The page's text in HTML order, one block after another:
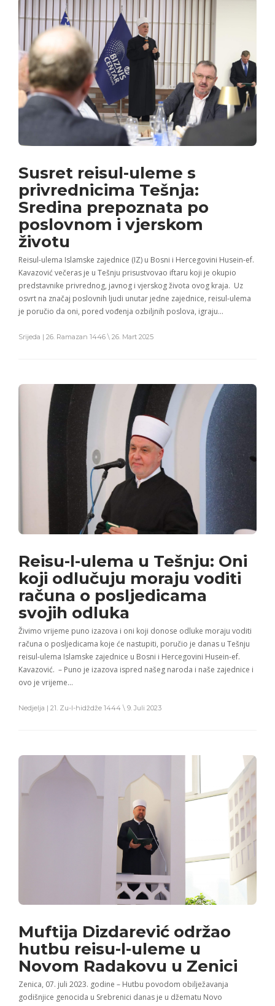
Susret reisul-uleme s
privrednicima Tešnja:
Sredina prepoznata po
poslovnom i vjerskom
životu
Reisul-ulema Islamske zajednice (IZ) u Bosni i Hercegovini Husein-ef.
Kavazović večeras je u Tešnju prisustvovao iftaru koji je okupio
predstavnike privrednog, javnog i vjerskog života ovog kraja. Uz
osvrt na značaj poslovnih ljudi unutar jedne zajednice, reisul-ulema
je poručio da oni, pored vođenja ozbiljnih poslova, igraju…
Srijeda | 26. Ramazan 1446 \ 26. Mart 2025
Reisu-l-ulema u Tešnju: Oni
koji odlučuju moraju voditi
računa o posljedicama
svojih odluka
Živimo vrijeme puno izazova i oni koji donose odluke moraju voditi
računa o posljedicama koje će nastupiti, poručio je danas u Tešnju
reisul-ulema Islamske zajednice u Bosni i Hercegovini Husein-ef.
Kavazović. – Puno je izazova ispred našeg naroda i naše zajednice i
ovo je vrijeme…
Nedjelja | 21. Zu-l-hidždže 1444 \ 9. Juli 2023
Muftija Dizdarević održao
hutbu reisu-l-uleme u
Novom Radakovu u Zenici
Zenica, 07. juli 2023. godine – Hutbu povodom obilježavanja
godišnjice genocida u Srebrenici danas je u džematu Novo